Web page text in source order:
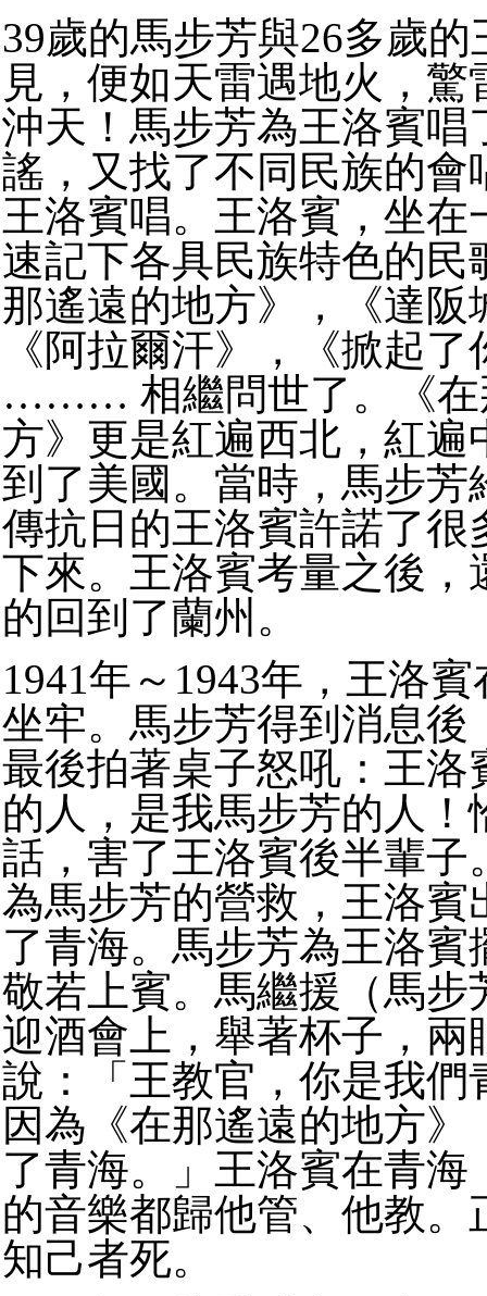
39歲的馬步芳與26多歲的
見，便如天雷遇地火，驚
沖天！ 馬步芳為王洛賓唱
謠，又找了不同民族的會
王洛賓唱。 王洛賓，坐在
速記下各具民族特色的民
那遙遠的地方》，《達阪
《阿拉爾汗》，《掀起
……… 相繼問世了。《
方》更是紅遍西北，紅遍
到了美國。 當時，馬步芳
傳抗日的王洛賓許諾了很
下來。 王洛賓考量之後，
的回到了蘭州。
1941年～ 1943年，王洛賓
坐牢。 馬步芳得到消息後
最後拍著桌子怒吼：王洛
的人，是我馬步芳的人！
話，害了王洛賓後半輩子
為馬步芳的營救，王洛賓
了青海。馬步芳為王洛賓
敬若上賓。馬繼援（馬步
迎酒會上，舉著杯子，兩
說：「王教官，你是我們
因為《在那遙遠的地方》
了青海。
」王洛賓在青
的音樂都歸他管、他教。
知己者死。